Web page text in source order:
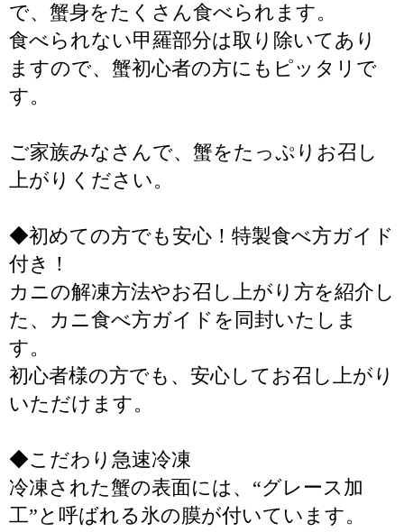
で、蟹身をたくさん食べられます。
食べられない甲羅部分は取り除いてあり
ますので、蟹初心者の方にもピッタリで
す。
ご家族みなさんで、蟹をたっぷりお召し
上がりください。
◆初めての方でも安心！特製食べ方ガイド
付き！
カニの解凍方法やお召し上がり方を紹介し
た、カニ食べ方ガイドを同封いたしま
す。
初心者様の方でも、安心してお召し上がり
いただけます。
◆こだわり急速冷凍
冷凍された蟹の表面には、“グレース加
工”と呼ばれる氷の膜が付いています。